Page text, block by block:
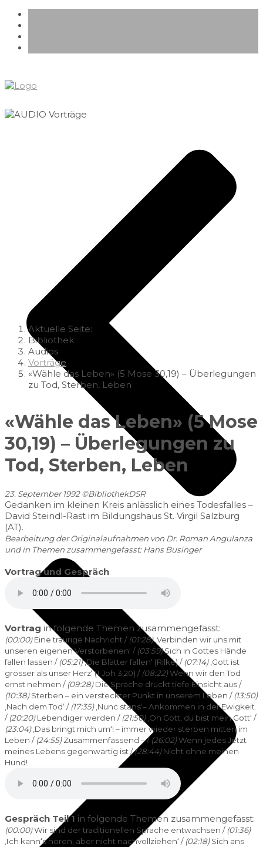
Aktuelle Seite:
Bibliothek
Audios
Vorträge
«Wähle das Leben» (5 Mose 30,19) – Überlegungen
zu Tod, Sterben, Leben
«Wähle das Leben» (5 Mose
30,19) – Überlegungen zu
Tod, Sterben, Leben
23. September 1992©BibliothekDSR
Gedanken im kleinen Kreis anlässlich eines Todesfalles –
David Steindl-Rast im Bildungshaus St. Virgil Salzburg
(AT).
Bearbeitung der Originalaufnahmen von Dr. Roman Angulanza
und in Themen zusammengefasst: Hans Businger
Vortrag und Gespräch
Vortrag in folgende Themen zusammengefasst:
(00:00)Eine traurige Nachricht / (01:28)‚Verbinden wir uns mit
unseren eigenen Verstorbenen‘ / (03:59)Sich in Gottes Hände
fallen lassen / (05:21)‚Die Blätter fallen‘ (Rilke) / (07:14)‚Gott ist
grösser als unser Herz‘ (1 Joh 3,20) / (08:22)Wenn wir den Tod
ernst nehmen / (09:28)Die Sprache drückt tiefe Einsicht aus /
(10:38)Sterben – ein versteckter Punkt in unserem Leben / (13:50)
‚Nach dem Tod‘ / (17:35)‚Nunc stans‘– Ankommen in der Ewigkeit
/ (20:20)Lebendiger werden / (21:50)‚Oh Gott, du bist mein Gott‘ /
(23:04)‚Das bringt mich um‘! – immer wieder sterben mitten im
Leben / (24:55)Zusammenfassend – / (26:02)Wenn jedes Jetzt
meines Lebens gegenwärtig ist /(28:44)Nicht ohne meinen
Hund!
Gespräch Teil 1 in folgende Themen zusammengefasst:
(00:00)Wir sind der traditionellen Sprache entwachsen / (01:36)
‚Ich kann‘s hören, aber nicht nachvollziehen‘ / (02:18)Sich ans